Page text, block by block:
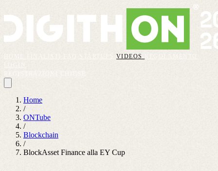
VIDEOS
REGOLAMENTO
Home
/
ONTube
/
Blockchain
/
BlockAsset Finance alla EY Cup